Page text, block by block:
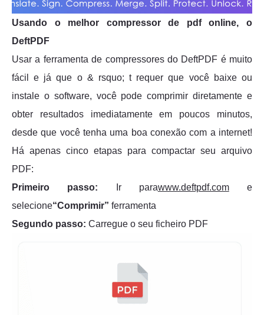
Usando o melhor compressor de pdf online, o
DeftPDF
Usar a ferramenta de compressores do DeftPDF é muito
fácil e já que o & rsquo; t requer que você baixe ou
instale o software, você pode comprimir diretamente e
obter resultados imediatamente em poucos minutos,
desde que você tenha uma boa conexão com a internet!
Há apenas cinco etapas para compactar seu arquivo
PDF:
Primeiro passo: Ir parawww.deftpdf.come
selecione“Comprimir” ferramenta
Segundo passo: Carregue o seu ficheiro PDF